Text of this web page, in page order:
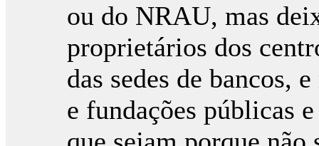
ou do NRAU, mas
proprietários dos
das sedes de bancos,
e fundações públicas